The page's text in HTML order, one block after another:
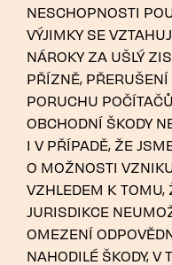
NESCHOPNOSTI
VÝJIMKY SE
NÁROKY ZA UŠLÝ
PŘÍZNĚ,
PORUCHU
OBCHODNÍ ŠKODY
I V PŘÍPADĚ, ŽE
O MOŽNOSTI
VZHLEDEM K TOMU,
JURISDIKCE
OMEZENÍ
NAHODILÉ ŠKODY, V